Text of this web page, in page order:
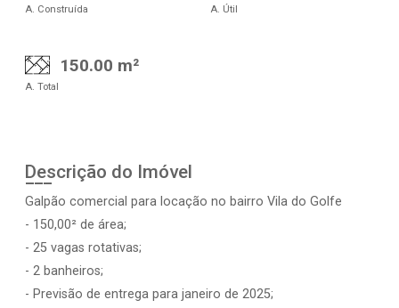
A. Construída A. Útil
150.00 m²
A. Total
Descrição do Imóvel
Galpão comercial para locação no bairro Vila do Golfe
- 150,00² de área;
- 25 vagas rotativas;
- 2 banheiros;
- Previsão de entrega para janeiro de 2025;